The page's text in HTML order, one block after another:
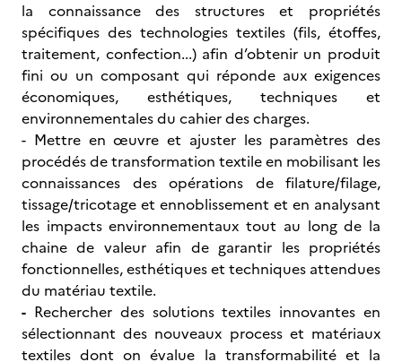
la connaissance des structures et propriétés
spécifiques des technologies textiles (fils, étoffes,
traitement, confection...) afin d’obtenir un produit
fini ou un composant qui réponde aux exigences
économiques, esthétiques, techniques et
environnementales du cahier des charges.
- Mettre en œuvre et ajuster les paramètres des
procédés de transformation textile en mobilisant les
connaissances des opérations de filature/filage,
tissage/tricotage et ennoblissement et en analysant
les impacts environnementaux tout au long de la
chaine de valeur afin de garantir les propriétés
fonctionnelles, esthétiques et techniques attendues
du matériau textile.
- Rechercher des solutions textiles innovantes en
sélectionnant des nouveaux process et matériaux
textiles dont on évalue la transformabilité et la